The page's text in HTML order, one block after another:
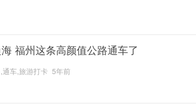
福州这条高颜值公路通车了
车,旅游打卡 5年前